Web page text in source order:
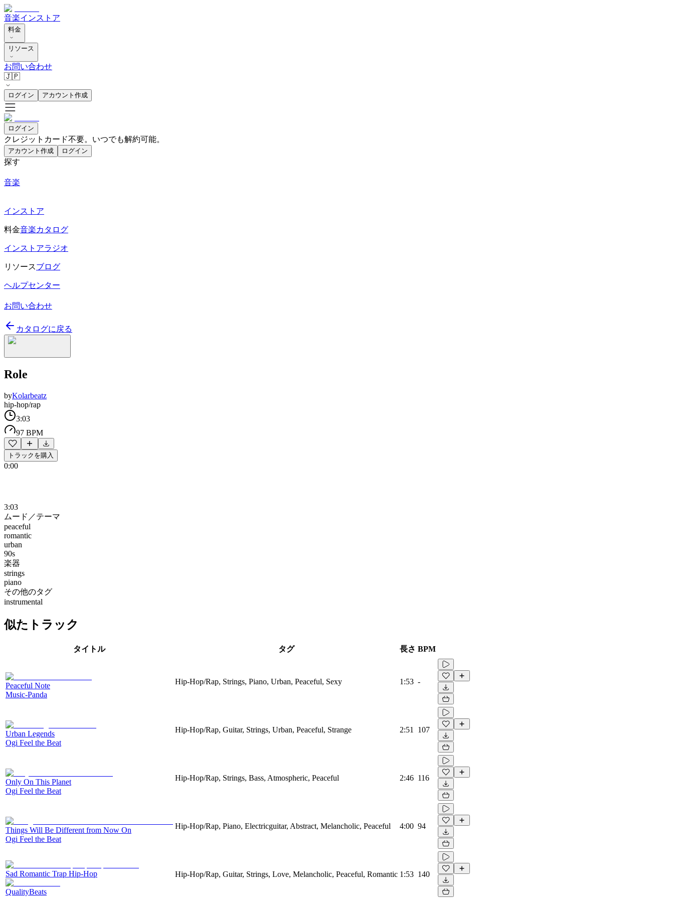
音楽インストア
料金
リソース
お問い合わせ
🇯🇵
ログイン アカウント作成
ログイン
クレジットカード不要。いつでも解約可能。
アカウント作成 ログイン
探す
音楽
インストア
料金音楽カタログ
インストアラジオ
リソースブログ
ヘルプセンター
お問い合わせ
カタログに戻る
Role
byKolarbeatz
hip-hop/rap
3:03
97 BPM
トラックを購入
0:00
3:03
ムード／テーマ
peaceful
romantic
urban
90s
楽器
strings
piano
その他のタグ
instrumental
似たトラック
タイトル タグ 長さ BPM
Peaceful Note
Music-Panda
Hip-Hop/Rap, Strings, Piano, Urban, Peaceful, Sexy 1:53 -
Urban Legends
Ogi Feel the Beat
Hip-Hop/Rap, Guitar, Strings, Urban, Peaceful, Strange 2:51 107
Only On This Planet
Ogi Feel the Beat
Hip-Hop/Rap, Strings, Bass, Atmospheric, Peaceful 2:46 116
Things Will Be Different from Now On
Ogi Feel the Beat
Hip-Hop/Rap, Piano, Electricguitar, Abstract, Melancholic, Peaceful 4:00 94
Sad Romantic Trap Hip-Hop
QualityBeats
Hip-Hop/Rap, Guitar, Strings, Love, Melancholic, Peaceful, Romantic 1:53 140